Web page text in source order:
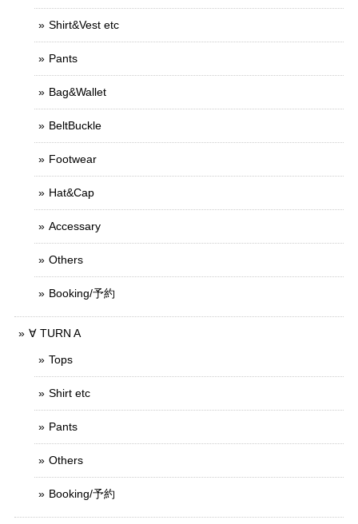
Shirt&Vest etc
Pants
Bag&Wallet
BeltBuckle
Footwear
Hat&Cap
Accessary
Others
Booking/予約
∀ TURN A
Tops
Shirt etc
Pants
Others
Booking/予約